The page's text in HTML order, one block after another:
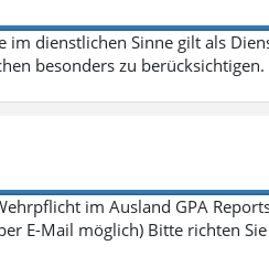
im dienstlichen Sinne gilt als
besonders zu
im Ausland GPA
E-Mail möglich) Bitte richten